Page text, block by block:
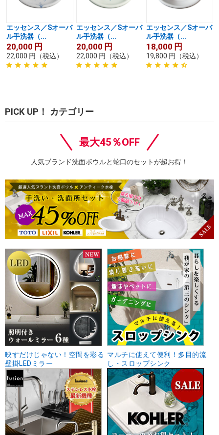
エッセンス／Sオーバ
ル手洗器（...
20,000 円
22,000 円 （税込）
エッセンス／Sオーバ
ル手洗器（...
20,000 円
22,000 円 （税込）
エッセンス／Sオーバ
ル手洗器（...
18,000 円
19,800 円 （税込）
PICK UP！ カテゴリー
最大45％OFF
人気ブランド洗面ボウルと蛇口のセットが超お得！
映すだけじゃない！空間を彩る
壁掛LEDミラー
マルチに使えて便利！多目的流
し・スロップシンク